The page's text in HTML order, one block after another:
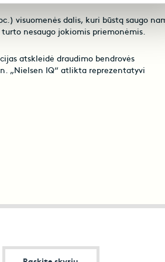
visuomenės dalis, kuri būstą saugo
nesaugo jokiomis priemonėmis.
atskleidė draudimo bendrovės
„Nielsen IQ“ atlikta reprezentatyvi